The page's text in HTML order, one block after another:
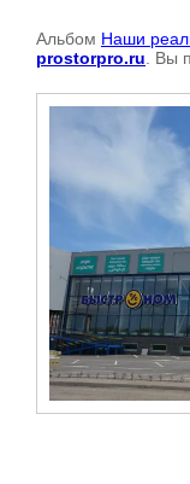
Альбом Наши
prostorpro.ru . Вы